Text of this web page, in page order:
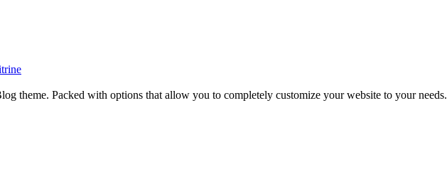
theme. Packed with options that allow you to completely customize your website to your needs.